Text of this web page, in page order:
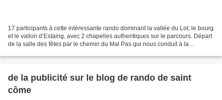
17 participants à cette intéressante rando dominant la vallée du Lot, le bourg
et le vallon d’Estaing, avec 2 chapelles authentiques sur le parcours. Départ
de la salle des fêtes par le chemin du Mal Pas qui nous conduit à la
de la publicité sur le blog de rando de saint
côme